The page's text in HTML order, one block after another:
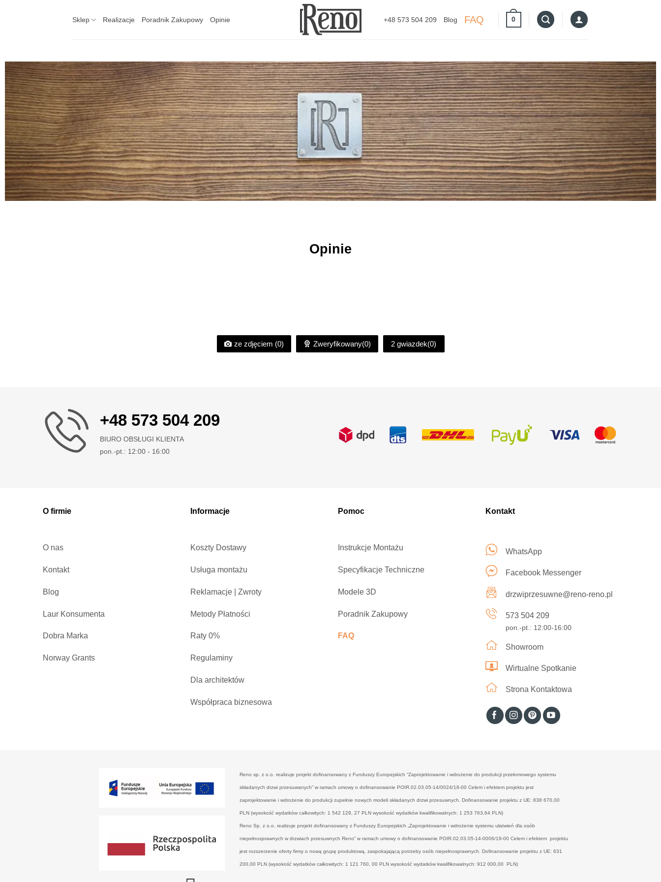
Sklep Realizacje Poradnik Zakupowy Opinie +48 573 504 209 Blog FAQ 0
Opinie
ze zdjęciem (0) Zweryfikowany(0) 2 gwiazdek(0)
+48 573 504 209
BIURO OBSŁUGI KLIENTA
pon.-pt.: 12:00 - 16:00
O firmie
O nas
Kontakt
Blog
Laur Konsumenta
Dobra Marka
Norway Grants
Informacje
Koszty Dostawy
Usługa montażu
Reklamacje | Zwroty
Metody Płatności
Raty 0%
Regulaminy
Dla architektów
Współpraca biznesowa
Pomoc
Instrukcje Montażu
Specyfikacje Techniczne
Modele 3D
Poradnik Zakupowy
FAQ
Kontakt
WhatsApp
Facebook Messenger
drzwiprzesuwne@reno-reno.pl
573 504 209
pon.-pt.: 12:00-16:00
Showroom
Wirtualne Spotkanie
Strona Kontaktowa
Reno sp. z o.o. realizuje projekt dofinansowany z Funduszy Europejskich “Zaprojektowanie i wdrożenie do produkcji przełomowego systemu
składanych drzwi przesuwanych” w ramach umowy o dofinansowanie POIR.02.03.05-14/0024/18-00 Celem i efektem projektu jest
zaprojektowanie i wdrożenie do produkcji zupełnie nowych modeli składanych drzwi przesuwnych. Dofinansowanie projektu z UE: 838 670,00
PLN (wysokość wydatków całkowitych: 1 542 129, 27 PLN wysokość wydatków kwalifikowalnych: 1 253 763,64 PLN)
Reno Sp. z o.o. realizuje projekt dofinansowany z Funduszy Europejskich „Zaprojektowanie i wdrożenie systemu ułatwień dla osób
niepełnosprawnych w drzwiach przesuwnych Reno” w ramach umowy o dofinansowanie POIR.02.03.05-14-0006/19-00 Celem i efektem projektu
jest rozszerzenie oferty firmy o nową grupę produktową, zaspokajającą potrzeby osób niepełnosprawnych. Dofinansowanie projektu z UE: 631
200,00 PLN (wysokość wydatków całkowitych: 1 121 760, 00 PLN wysokość wydatków kwalifikowalnych: 912 000,00 PLN)